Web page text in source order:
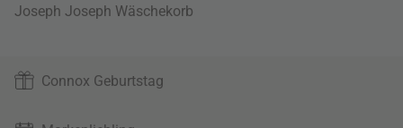
Joseph Joseph Wäschekorb
Connox Geburtstag